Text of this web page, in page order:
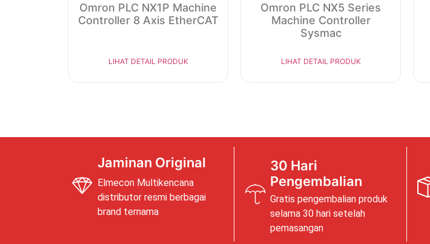
Omron PLC NX1P Machine
Controller 8 Axis EtherCAT
LIHAT DETAIL PRODUK
Omron PLC NX5 Series
Machine Controller
Sysmac
LIHAT DETAIL PRODUK
Jaminan Original
Elmecon Multikencana
distributor resmi berbagai
brand ternama
30 Hari
Pengembalian
Gratis pengembalian produk
selama 30 hari setelah
pemasangan